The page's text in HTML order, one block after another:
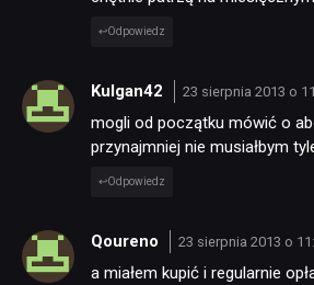
Odpowiedz
Kulgan42 23 sierpnia 2013 o
mogli od początku mówić o
przynajmniej nie musiałbym
Odpowiedz
Qoureno 23 sierpnia 2013 o
a miałem kupić i regularnie